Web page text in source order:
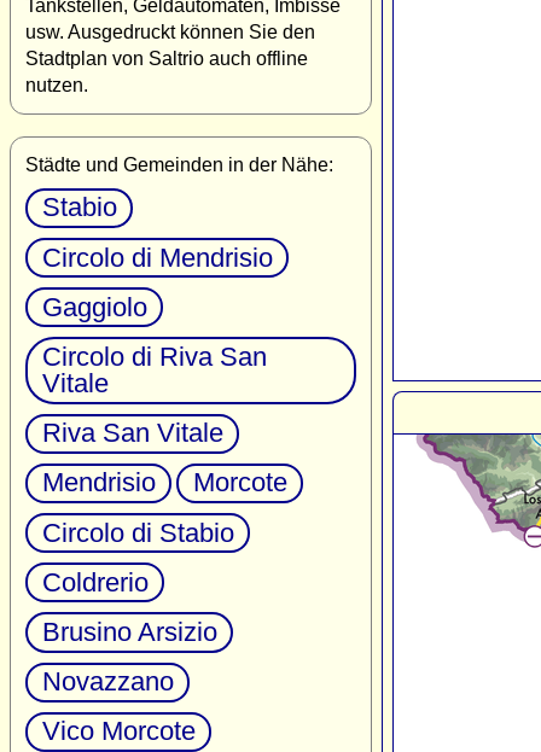
Tankstellen, Geldautomaten, Imbisse
usw. Ausgedruckt können Sie den
Stadtplan von Saltrio auch offline
nutzen.
Städte und Gemeinden in der Nähe:
Stabio
Circolo di Mendrisio
Gaggiolo
Circolo di Riva San
Vitale
Riva San Vitale
Mendrisio
Morcote
Circolo di Stabio
Coldrerio
Brusino Arsizio
Novazzano
Vico Morcote